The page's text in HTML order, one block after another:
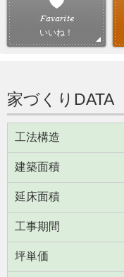
いいね！
家づくりDATA
工法構造
建築面積
延床面積
工事期間
坪単価